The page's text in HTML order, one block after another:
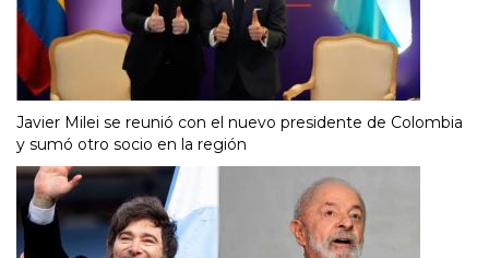
Javier Milei se reunió con el nuevo presidente de Colombia
y sumó otro socio en la región